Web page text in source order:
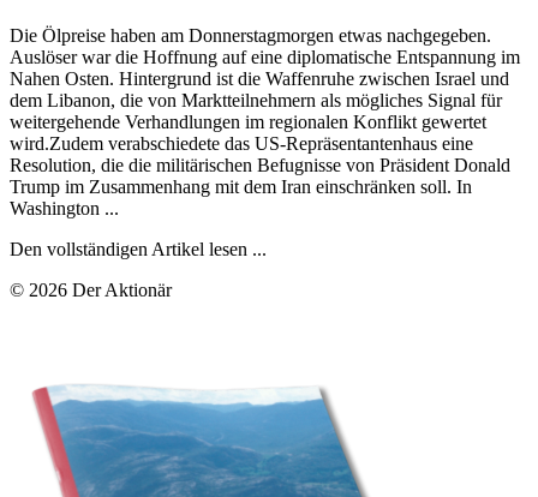
Die Ölpreise haben am Donnerstagmorgen etwas nachgegeben.
Auslöser war die Hoffnung auf eine diplomatische Entspannung im
Nahen Osten. Hintergrund ist die Waffenruhe zwischen Israel und
dem Libanon, die von Marktteilnehmern als mögliches Signal für
weitergehende Verhandlungen im regionalen Konflikt gewertet
wird.Zudem verabschiedete das US-Repräsentantenhaus eine
Resolution, die die militärischen Befugnisse von Präsident Donald
Trump im Zusammenhang mit dem Iran einschränken soll. In
Washington ...
Den vollständigen Artikel lesen ...
© 2026 Der Aktionär